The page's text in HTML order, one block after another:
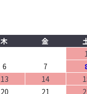
木 金
1
6 7
13 14
20 21